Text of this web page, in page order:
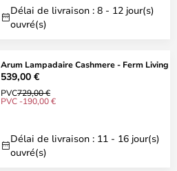
Délai de livraison : 8 - 12 jour(s)
ouvré(s)
Arum Lampadaire Cashmere - Ferm Living
539,00 €
PVC729,00 €
PVC -190,00 €
Délai de livraison : 11 - 16 jour(s)
ouvré(s)